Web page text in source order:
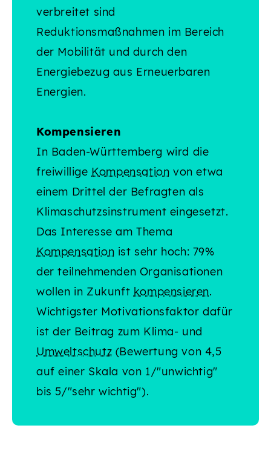
verbreitet sind
Reduktionsmaßnahmen im Bereich
der Mobilität und durch den
Energiebezug aus Erneuerbaren
Energien.
Kompensieren
In Baden-Württemberg wird die
freiwillige Kompensation von etwa
einem Drittel der Befragten als
Klimaschutzsinstrument eingesetzt.
Das Interesse am Thema
Kompensation ist sehr hoch: 79%
der teilnehmenden Organisationen
wollen in Zukunft kompensieren.
Wichtigster Motivationsfaktor dafür
ist der Beitrag zum Klima- und
Umweltschutz (Bewertung von 4,5
auf einer Skala von 1/"unwichtig"
bis 5/"sehr wichtig").